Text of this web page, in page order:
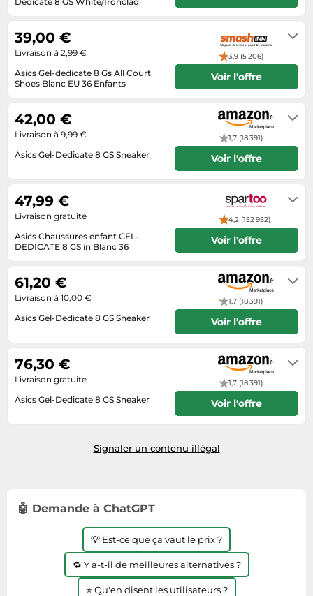
Techniques de mesure
Tondeuses
Tuyaux d'arrosage
Éclairage
Informatique
Lave-linge
Machines à coudre
Montres connectées
Médias
Objectifs photo
Ordinateurs portables
Plaques de cuisson
Reflex numériques
Robots de cuisine
Smartphones
Sèche-linge
Téléphonie
Téléviseurs
Vélos
Vélos biking
Vêtements de sport
Équipement outdoor
Asics Gel-dedicate 8 Gs All Court
Shoes Blanc EU 36 Enfants
3,9 (5 206)
39,00 €
Livraison à 2,99 €
Voir l'offre
Asics Gel-Dedicate 8 GS Sneaker
1,7 (18 391)
42,00 €
Livraison à 9,99 €
Voir l'offre
Asics Chaussures enfant GEL-
DEDICATE 8 GS in Blanc 36
4,2 (152 952)
47,99 €
Livraison gratuite
Voir l'offre
Asics Gel-Dedicate 8 GS Sneaker
1,7 (18 391)
61,20 €
Livraison à 10,00 €
Voir l'offre
Asics Gel-Dedicate 8 GS Sneaker
1,7 (18 391)
76,30 €
Livraison gratuite
Voir l'offre
Signaler un contenu illégal
🤖 Demande à ChatGPT
💡 Est-ce que ça vaut le prix ?
🔁 Y a-t-il de meilleures alternatives ?
⭐ Qu'en disent les utilisateurs ?